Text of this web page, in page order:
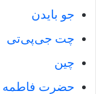
جو بایدن
چت جی‌پی‌تی
چین
حضرت فاطمه